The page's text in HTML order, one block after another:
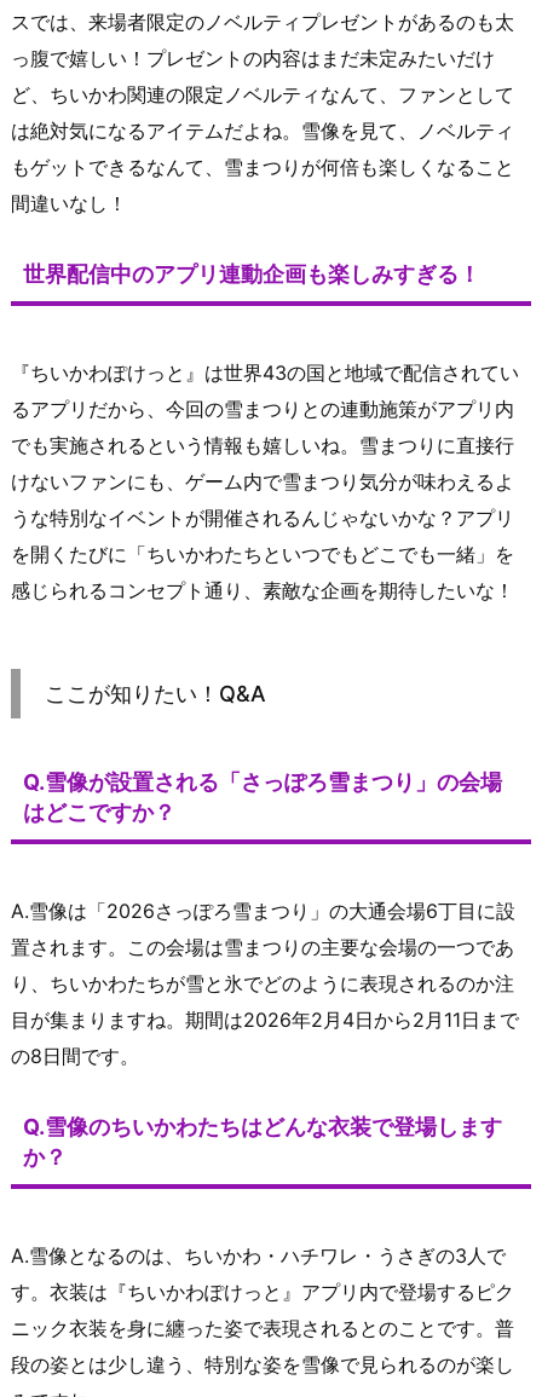
スでは、来場者限定のノベルティプレゼントがあるのも太
っ腹で嬉しい！プレゼントの内容はまだ未定みたいだけ
ど、ちいかわ関連の限定ノベルティなんて、ファンとして
は絶対気になるアイテムだよね。雪像を見て、ノベルティ
もゲットできるなんて、雪まつりが何倍も楽しくなること
間違いなし！
世界配信中のアプリ連動企画も楽しみすぎる！
『ちいかわぽけっと』は世界43の国と地域で配信されてい
るアプリだから、今回の雪まつりとの連動施策がアプリ内
でも実施されるという情報も嬉しいね。雪まつりに直接行
けないファンにも、ゲーム内で雪まつり気分が味わえるよ
うな特別なイベントが開催されるんじゃないかな？アプリ
を開くたびに「ちいかわたちといつでもどこでも一緒」を
感じられるコンセプト通り、素敵な企画を期待したいな！
ここが知りたい！Q&A
Q.雪像が設置される「さっぽろ雪まつり」の会場
はどこですか？
A.雪像は「2026さっぽろ雪まつり」の大通会場6丁目に設
置されます。この会場は雪まつりの主要な会場の一つであ
り、ちいかわたちが雪と氷でどのように表現されるのか注
目が集まりますね。期間は2026年2月4日から2月11日まで
の8日間です。
Q.雪像のちいかわたちはどんな衣装で登場します
か？
A.雪像となるのは、ちいかわ・ハチワレ・うさぎの3人で
す。衣装は『ちいかわぽけっと』アプリ内で登場するピク
ニック衣装を身に纏った姿で表現されるとのことです。普
段の姿とは少し違う、特別な姿を雪像で見られるのが楽し